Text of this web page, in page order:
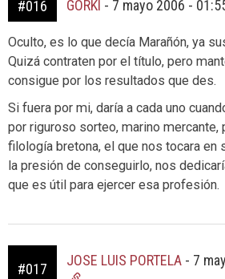
#016 GORKI - 7 mayo 2006 -
Oculto, es lo que decía Marañón, ya
Quizá contraten por el título, pero
consigue por los resultados que des.
Si fuera por mi, daría a cada uno
por riguroso sorteo, marino mercante,
filología bretona, el que nos tocara en
la presión de conseguirlo, nos
que es útil para ejercer esa profesión.
#017
JOSE LUIS PORTELA - 7